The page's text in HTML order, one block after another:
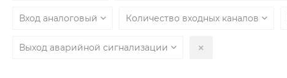
Вход аналоговый Количество входных каналов
Выход аварийной сигнализации